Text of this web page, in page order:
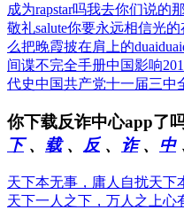
成为rapstar吗我去你们说的
敬礼salute你要永远相信光的
么把晚霞披在肩上的
间谍不完全手册中国影响
代史中国共产党十一届三中
你下载反诈中心app了
下、 载、 反 、 诈、 中
天下本无事，庸人自扰天下
天下一人之下，万人之上心